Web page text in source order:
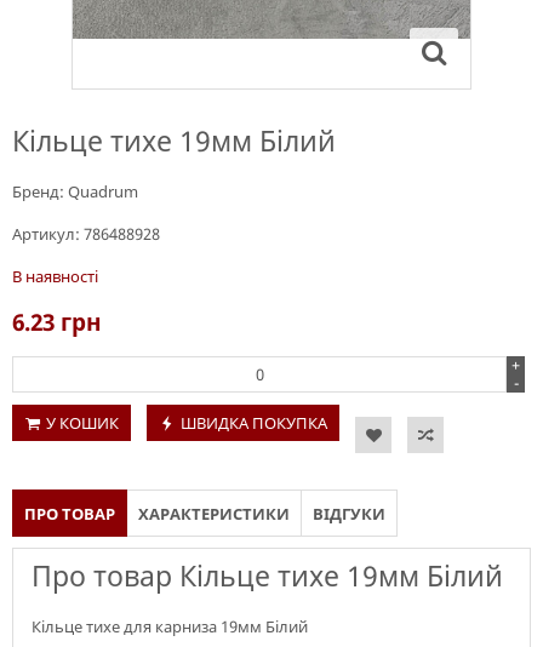
Кільце тихе 19мм Білий
Бренд: Quadrum
Артикул: 786488928
В наявності
6.23 грн
+
-
У КОШИК
ШВИДКА ПОКУПКА
ПРО ТОВАР ХАРАКТЕРИСТИКИ ВІДГУКИ
Про товар Кільце тихе 19мм Білий
Кільце тихе для карниза 19мм Білий